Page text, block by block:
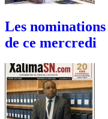
Les
de ce mercredi